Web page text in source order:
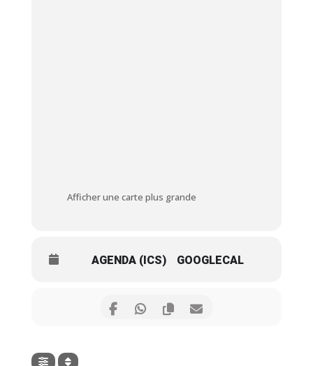
Afficher une carte plus grande
AGENDA (ICS) GOOGLECAL